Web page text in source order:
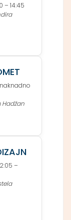
– 14:45
Hadžan
–